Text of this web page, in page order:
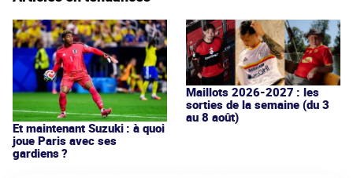
Et maintenant Suzuki : à quoi
joue Paris avec ses
gardiens ?
Maillots 2026-2027 : les
sorties de la semaine (du 3
au 8 août)